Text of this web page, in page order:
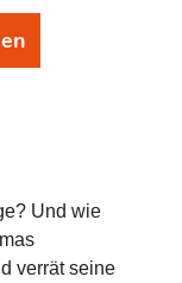
Und wie
verrät seine